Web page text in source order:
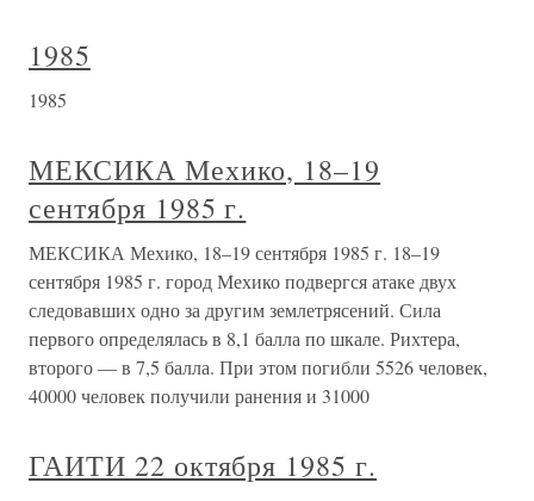
1985
1985
МЕКСИКА Мехико, 18–19
сентября 1985 г.
МЕКСИКА Мехико, 18–19 сентября 1985 г. 18–19
сентября 1985 г. город Мехико подвергся атаке двух
следовавших одно за другим землетрясений. Сила
первого определялась в 8,1 балла по шкале. Рихтера,
второго — в 7,5 балла. При этом погибли 5526 человек,
40000 человек получили ранения и 31000
ГАИТИ 22 октября 1985 г.